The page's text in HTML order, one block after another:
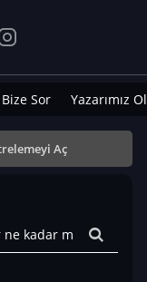
Bize Sor Yazarımız Ol
Aç